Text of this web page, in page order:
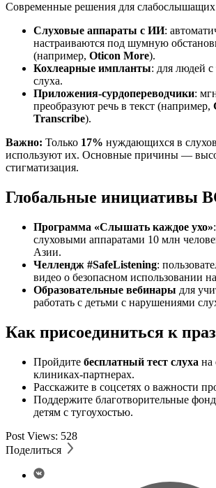
Современные решения для слабослышащих
Слуховые аппараты с ИИ:
настраиваются под шумную
(например, Oticon More).
Кохлеарные импланты: для людей
слуха.
Приложения-сурдопереводчики:
преобразуют речь в текст (например,
Transcribe).
Важно: Только 17% нуждающихся в
используют их. Основные причины —
стигматизация.
Глобальные инициативы
Программа «Слышать каждое ухо»
слуховыми аппаратами 10 млн
Азии.
Челлендж #SafeListening:
видео о безопасном использовании
Образовательные вебинары для
работать с детьми с нарушениями
Как присоединиться к
Пройдите бесплатный тест слуха на
клиниках-партнерах.
Расскажите в соцсетях о важности
Поддержите благотворительные
детям с тугоухостью.
Post Views: 528
Поделиться